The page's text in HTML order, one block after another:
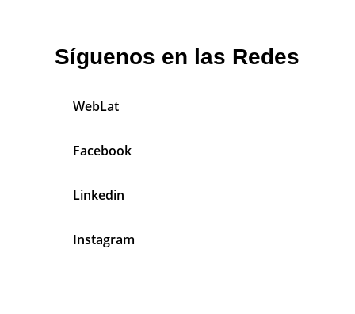
Síguenos en las Redes
WebLat
Facebook
Linkedin
Instagram